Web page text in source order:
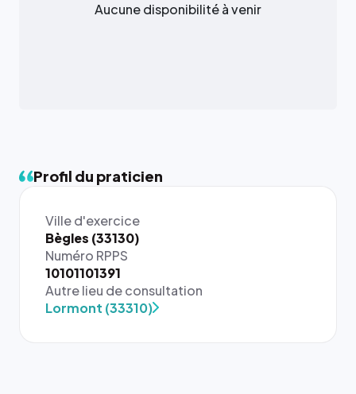
Aucune disponibilité à venir
Profil du praticien
Ville d'exercice
Bègles (33130)
Numéro RPPS
10101101391
Autre lieu de consultation
Lormont (33310)
{# 40×40
: la taille
rendue par
`.profile-